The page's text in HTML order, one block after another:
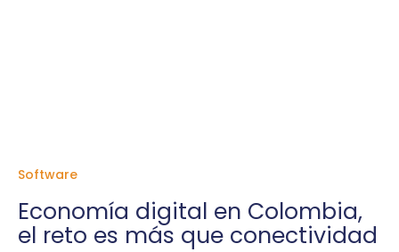
Software
Economía digital en Colombia,
el reto es más que conectividad